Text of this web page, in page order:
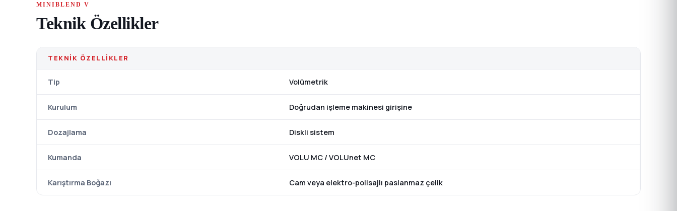
MINIBLEND V
Teknik Özellikler
TEKNIK ÖZELLIKLER
Tip Volümetrik
Kurulum Doğrudan işleme makinesi girişine
Dozajlama Diskli sistem
Kumanda VOLU MC / VOLUnet MC
Karıştırma Boğazı Cam veya elektro-polisajlı paslanmaz çelik